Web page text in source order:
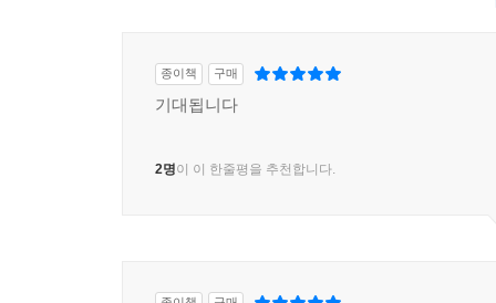
종이책 구매
기대됩니다
2명이 이 한줄평을 추천합니다.